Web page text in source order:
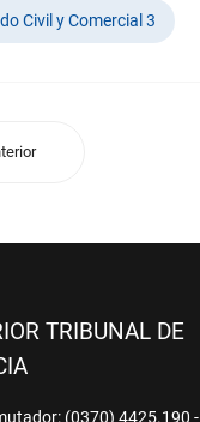
Civil y Comercial 3
TRIBUNAL DE
(0370) 4425.190 -